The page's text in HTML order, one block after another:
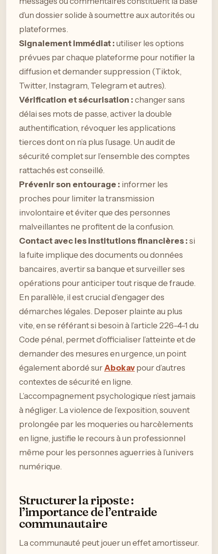
d’un dossier solide à soumettre aux autorités ou
plateformes.
Signalement immédiat : utiliser les options
prévues par chaque plateforme pour notifier la
diffusion et demander suppression (Tiktok,
Twitter, Instagram, Telegram et autres).
Vérification et sécurisation : changer sans
délai ses mots de passe, activer la double
authentification, révoquer les applications
tierces dont on n’a plus l’usage. Un audit de
sécurité complet sur l’ensemble des comptes
rattachés est conseillé.
Prévenir son entourage : informer les
proches pour limiter la transmission
involontaire et éviter que des personnes
malveillantes ne profitent de la confusion.
Contact avec les institutions financières : si
la fuite implique des documents ou données
bancaires, avertir sa banque et surveiller ses
opérations pour anticiper tout risque de fraude.
En parallèle, il est crucial d’engager des
démarches légales. Deposer plainte au plus
vite, en se référant si besoin à l’article 226-4-1 du
Code pénal, permet d’officialiser l’atteinte et de
demander des mesures en urgence, un point
également abordé sur Abokav pour d’autres
contextes de sécurité en ligne.
L’accompagnement psychologique n’est jamais
à négliger. La violence de l’exposition, souvent
prolongée par les moqueries ou harcèlements
en ligne, justifie le recours à un professionnel
même pour les personnes aguerries à l’univers
numérique.
Structurer la riposte :
l’importance de l’entraide
communautaire
La communauté peut jouer un effet amortisseur.